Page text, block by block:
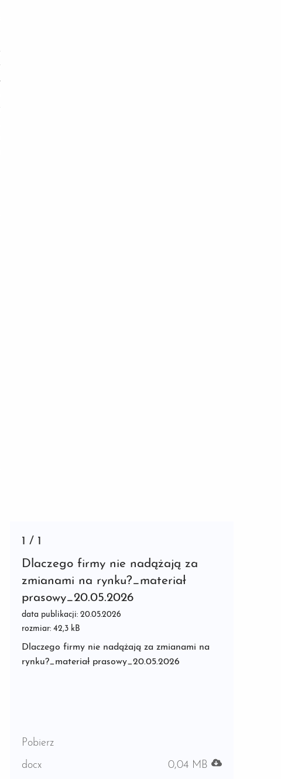
1 / 1
Dlaczego firmy nie nadążają za
zmianami na rynku?_materiał
prasowy_20.05.2026
data publikacji: 20.05.2026
rozmiar: 42,3 kB
Dlaczego firmy nie nadążają za zmianami na
rynku?_materiał prasowy_20.05.2026
Pobierz
docx
0,04 MB